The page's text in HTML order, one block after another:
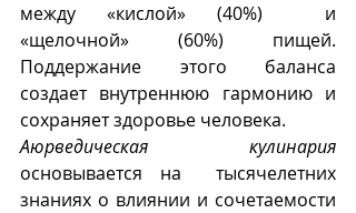
между «кислой» (40%)  и
«щелочной» (60%) пищей.
Поддержание этого баланса
создает внутреннюю гармонию и
сохраняет здоровье человека.
Аюрведическая кулинария
основывается на  тысячелетних
знаниях о влиянии и сочетаемости